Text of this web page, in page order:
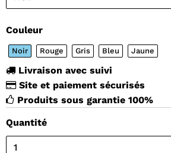
Couleur
Noir Rouge Gris Bleu Jaune
Livraison avec suivi
Site et paiement sécurisés
Produits sous garantie 100%
Quantité